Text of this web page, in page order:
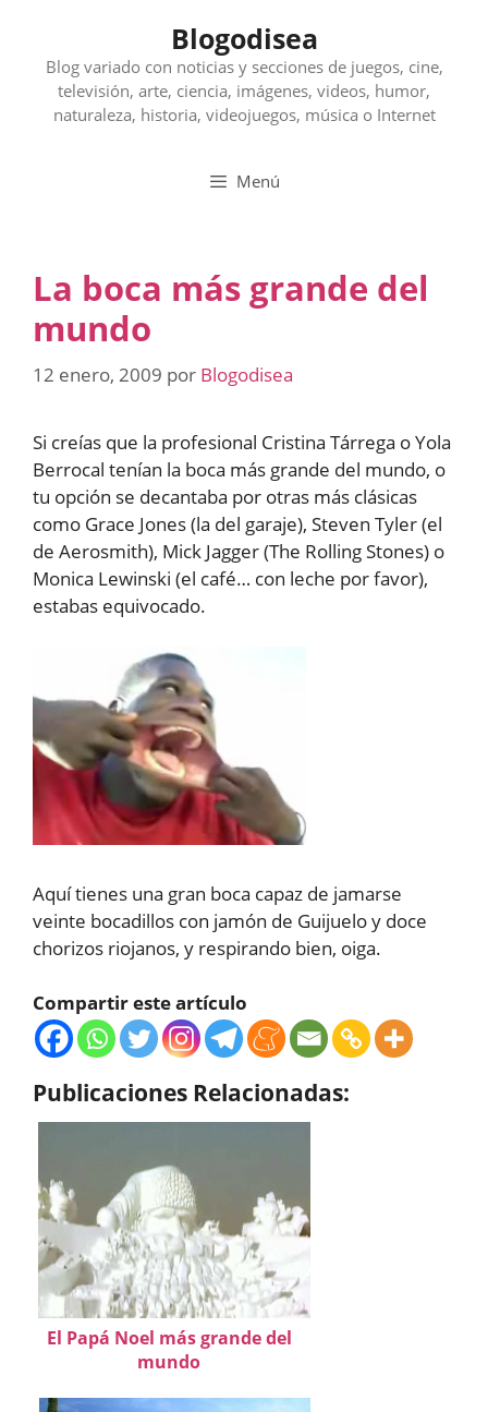
contenido
Blogodisea
Blog variado con noticias y secciones de juegos, cine,
televisión, arte, ciencia, imágenes, videos, humor,
naturaleza, historia, videojuegos, música o Internet
Menú
La boca más grande del
mundo
12 enero, 2009 por Blogodisea
Si creías que la profesional Cristina Tárrega o Yola
Berrocal tenían la boca más grande del mundo, o
tu opción se decantaba por otras más clásicas
como Grace Jones (la del garaje), Steven Tyler (el
de Aerosmith), Mick Jagger (The Rolling Stones) o
Monica Lewinski (el café… con leche por favor),
estabas equivocado.
Aquí tienes una gran boca capaz de jamarse
veinte bocadillos con jamón de Guijuelo y doce
chorizos riojanos, y respirando bien, oiga.
Compartir este artículo
Publicaciones Relacionadas:
El Papá Noel más grande del
mundo